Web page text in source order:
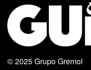
© 2025Grupo Gremol